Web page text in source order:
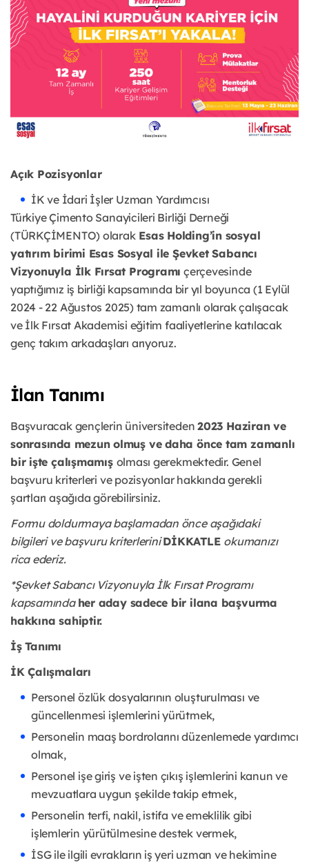
Açık Pozisyonlar
İK ve İdari İşler Uzman Yardımcısı
Türkiye Çimento Sanayicileri Birliği Derneği
(TÜRKÇİMENTO) olarakEsas Holding’in sosyal
yatırım birimi Esas Sosyal ile Şevket Sabancı
Vizyonuyla İlk Fırsat Programı çerçevesinde
yaptığımız iş birliği kapsamında bir yıl boyunca (1 Eylül
2024 - 22 Ağustos 2025) tam zamanlı olarak çalışacak
ve İlk Fırsat Akademisi eğitim faaliyetlerine katılacak
genç takım arkadaşları arıyoruz.
İlan Tanımı
Başvuracak gençlerin üniversiteden2023 Haziran ve
sonrasında mezun olmuş ve daha önce tam zamanlı
bir işte çalışmamış olması gerekmektedir. Genel
başvuru kriterleri ve pozisyonlar hakkında gerekli
şartları aşağıda görebilirsiniz.
Formu doldurmaya başlamadan önce aşağıdaki
bilgileri ve başvuru kriterlerini DİKKATLE okumanızı
rica ederiz.
*Şevket Sabancı Vizyonuyla İlk Fırsat Programı
kapsamında her aday sadece bir ilana başvurma
hakkına sahiptir.
İş Tanımı
İK Çalışmaları
Personel özlük dosyalarının oluşturulması ve
güncellenmesi işlemlerini yürütmek,
Personelin maaş bordrolarını düzenlemede yardımcı
olmak,
Personel işe giriş ve işten çıkış işlemlerini kanun ve
mevzuatlara uygun şekilde takip etmek,
Personelin terfi, nakil, istifa ve emeklilik gibi
işlemlerin yürütülmesine destek vermek,
İSG ile ilgili evrakların iş yeri uzman ve hekimine